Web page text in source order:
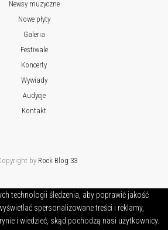
Newsy muzyczne
Nowe płyty
Galeria
Festiwale
Koncerty
Wywiady
Audycje
Kontakt
by Rock Blog 33
technologii śledzenia, aby poprawić jakość
spersonalizowane treści i reklamy,
i wiedzieć, skąd pochodzą nasi użytkownicy.